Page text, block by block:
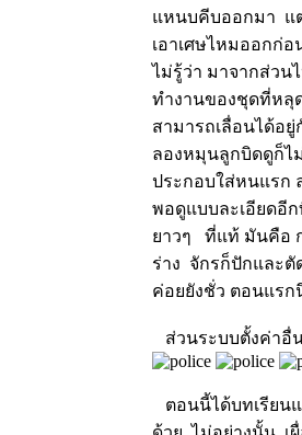
แหนบคีบออกมา แ
เอาเศษไหมออกก่
ไม่รู้ว่า มาจากส่ว
ทำงานของชุดที่หลุ
สามารถเลื่อนได้อ
ลองหมุนลูกบิดดูก็ไ
ประกอบใส่หนแรก
พอดูแบบละเอียดอีก
ยาวๆ ที่แท้ มันคือ
ร่าง จักรก็ปักและตั
ค่อยยังชั่ว ตอนแรก
ส่วนระบบตั้งค่าอื่
ตอนนี้ได้บทเรียนแ